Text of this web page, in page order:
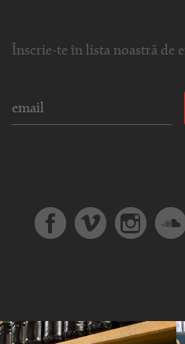
Înscrie-te în lista noastră de